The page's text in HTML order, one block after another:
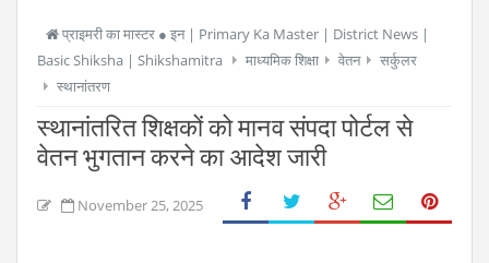
प्राइमरी का मास्टर ● इन | Primary Ka Master | District News |
Basic Shiksha | Shikshamitra
माध्यमिक शिक्षा वेतन
सर्कुलर
स्थानांतरण
स्थानांतरित शिक्षकों को मानव संपदा पोर्टल से
वेतन भुगतान करने का आदेश जारी
November 25, 2025